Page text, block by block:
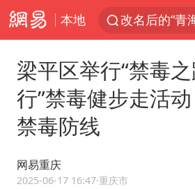
本地
改名后的“青
“不建议大家
梁平区举行“禁毒
行”禁毒健步走活
禁毒防线
网易重庆
2025-06-17 16:47·重庆市